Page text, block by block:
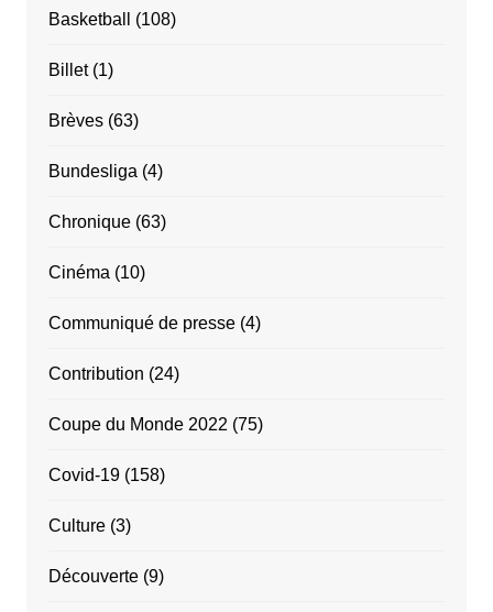
Basketball (108)
Billet(1)
Brèves(63)
Bundesliga (4)
Chronique(63)
Cinéma (10)
Communiqué de presse(4)
Contribution (24)
Coupe du Monde 2022 (75)
Covid-19(158)
Culture(3)
Découverte(9)